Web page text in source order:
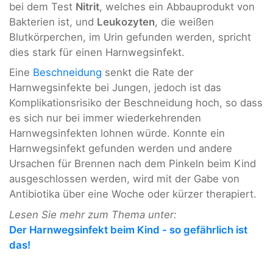
bei dem Test Nitrit, welches ein Abbauprodukt von
Bakterien ist, und Leukozyten, die weißen
Blutkörperchen, im Urin gefunden werden, spricht
dies stark für einen Harnwegsinfekt.
Eine Beschneidung senkt die Rate der
Harnwegsinfekte bei Jungen, jedoch ist das
Komplikationsrisiko der Beschneidung hoch, so dass
es sich nur bei immer wiederkehrenden
Harnwegsinfekten lohnen würde. Konnte ein
Harnwegsinfekt gefunden werden und andere
Ursachen für Brennen nach dem Pinkeln beim Kind
ausgeschlossen werden, wird mit der Gabe von
Antibiotika über eine Woche oder kürzer therapiert.
Lesen Sie mehr zum Thema unter:
Der Harnwegsinfekt beim Kind - so gefährlich ist
das!